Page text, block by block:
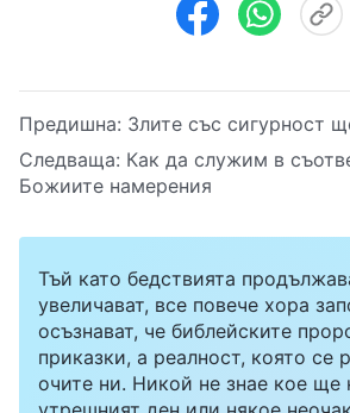
Предишна: Злите със сигурност
Следваща: Как да служим в
Божиите намерения
Тъй като бедствията
увеличават, все повече хора
осъзнават, че библейските
приказки, а реалност, която се
очите ни. Никой не знае кое ще